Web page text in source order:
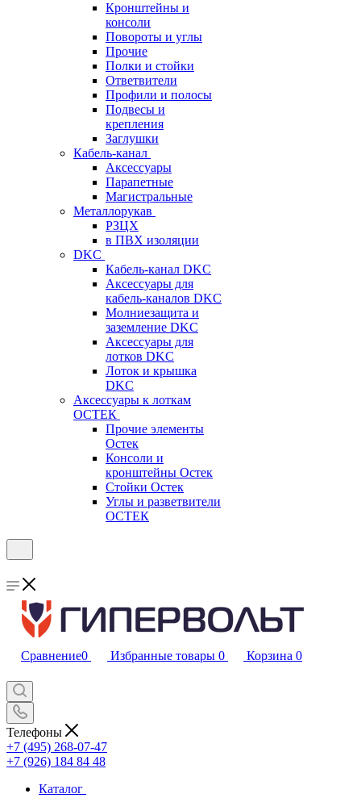
Кронштейны и
консоли
Повороты и углы
Прочие
Полки и стойки
Ответвители
Профили и полосы
Подвесы и
крепления
Заглушки
Кабель-канал
Аксессуары
Парапетные
Магистральные
Металлорукав
РЗЦХ
в ПВХ изоляции
DKC
Кабель-канал DKC
Аксессуары для
кабель-каналов DKC
Молниезащита и
заземление DKC
Аксессуары для
лотков DKC
Лоток и крышка
DKC
Аксессуары к лоткам
ОСТЕК
Прочие элементы
Остек
Консоли и
кронштейны Остек
Стойки Остек
Углы и разветвители
ОСТЕК
Сравнение0 Избранные товары 0 Корзина 0
Телефоны
+7 (495) 268-07-47
+7 (926) 184 84 48
Каталог